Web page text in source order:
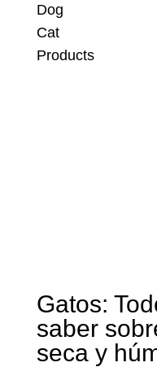
Dog
Cat
Products
Gatos:
saber
seca y